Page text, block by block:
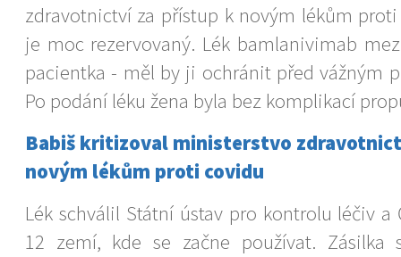
zdravotnictví za přístup k novým lékům
je moc rezervovaný. Lék bamlanivimab
pacientka - měl by ji ochránit před vážným
Po podání léku žena byla bez komplikací
Babiš kritizoval ministerstvo
novým lékům proti covidu
Lék schválil Státní ústav pro kontrolu léčiv a
12 zemí, kde se začne používat. Zásilka